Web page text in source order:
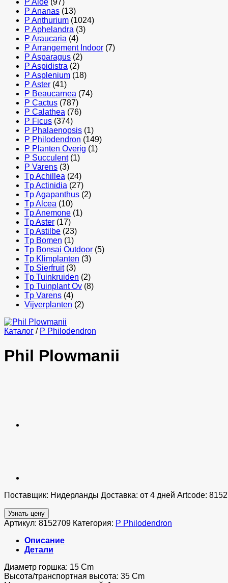
P Aloe (97)
P Ananas (13)
P Anthurium (1024)
P Aphelandra (3)
P Araucaria (4)
P Arrangement Indoor (7)
P Asparagus (2)
P Aspidistra (2)
P Asplenium (18)
P Aster (41)
P Beaucarnea (74)
P Cactus (787)
P Calathea (76)
P Ficus (374)
P Phalaenopsis (1)
P Philodendron (149)
P Planten Overig (1)
P Succulent (1)
P Varens (3)
Tp Achillea (24)
Tp Actinidia (27)
Tp Agapanthus (2)
Tp Alcea (10)
Tp Anemone (1)
Tp Aster (17)
Tp Astilbe (23)
Tp Bomen (1)
Tp Bonsai Outdoor (5)
Tp Klimplanten (3)
Tp Sierfruit (3)
Tp Tuinkruiden (2)
Tp Tuinplant Ov (8)
Tp Varens (4)
Vijverplanten (2)
Каталог / P Philodendron
Phil Plowmanii
Поставщик: Нидерланды Доставка: от 4 дней Artcode:
Узнать цену
Артикул: 8152709 Категория: P Philodendron
Описание
Детали
Диаметр горшка: 15 Cm
Высота/транспортная высота: 35 Cm